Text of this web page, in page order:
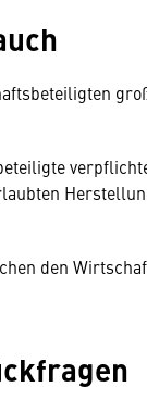
den